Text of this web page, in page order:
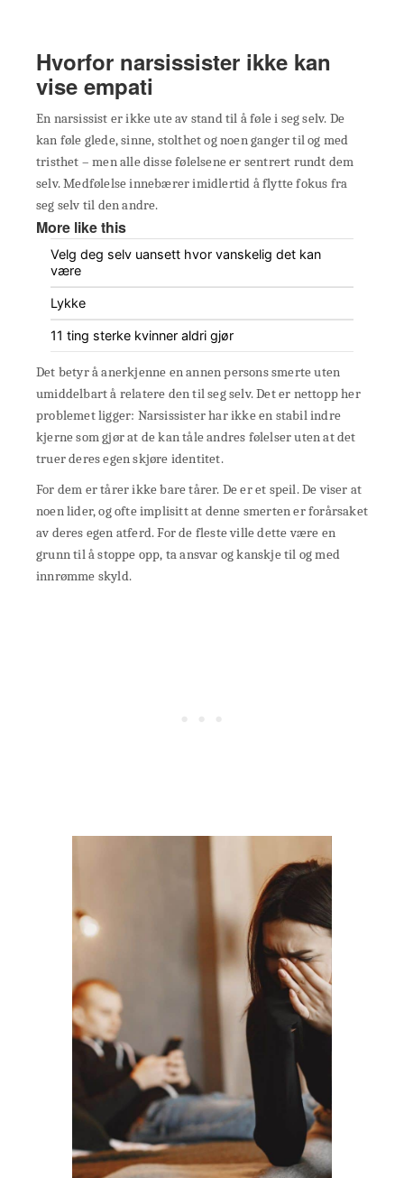
Hvorfor narsissister ikke kan
vise empati
En narsissist er ikke ute av stand til å føle i seg selv. De
kan føle glede, sinne, stolthet og noen ganger til og med
tristhet – men alle disse følelsene er sentrert rundt dem
selv. Medfølelse innebærer imidlertid å flytte fokus fra
seg selv til den andre.
More like this
Velg deg selv uansett hvor vanskelig det kan
være
Lykke
11 ting sterke kvinner aldri gjør
Det betyr å anerkjenne en annen persons smerte uten
umiddelbart å relatere den til seg selv. Det er nettopp her
problemet ligger: Narsissister har ikke en stabil indre
kjerne som gjør at de kan tåle andres følelser uten at det
truer deres egen skjøre identitet.
For dem er tårer ikke bare tårer. De er et speil. De viser at
noen lider, og ofte implisitt at denne smerten er forårsaket
av deres egen atferd. For de fleste ville dette være en
grunn til å stoppe opp, ta ansvar og kanskje til og med
innrømme skyld.